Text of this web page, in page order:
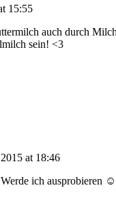
15:55
auch durch
sein! <3
at 18:46
ich ausprobieren ☺️